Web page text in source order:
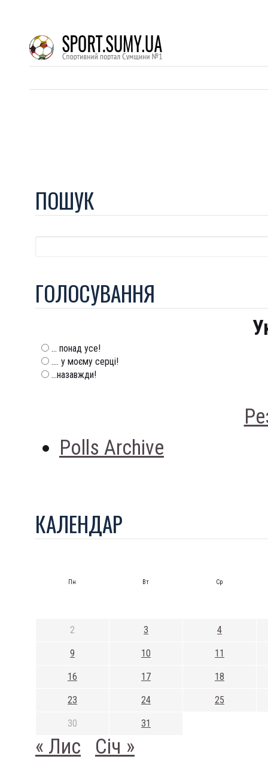
ПОШУК
ГОЛОСУВАННЯ
... понад усе!
.... у моєму серці!
...назавжди!
Polls Archive
КАЛЕНДАР
Пн Вт Ср
2 3 4
9 10 11
16 17 18
23 24 25
30 31
« Лис Січ »